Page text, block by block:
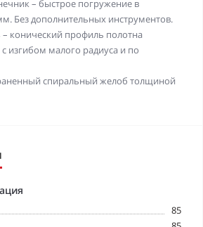
– быстрое погружение в
Без дополнительных инструментов.
– конический профиль полотна
с изгибом малого радиуса и по
спиральный желоб толщиной
85